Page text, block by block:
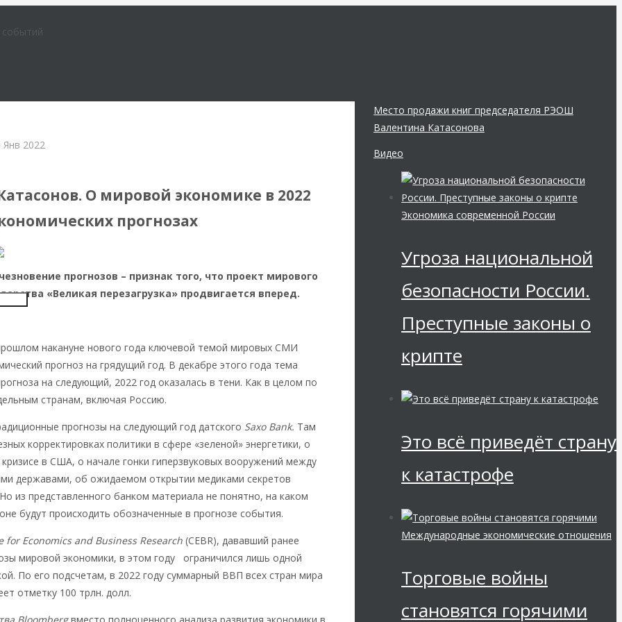
событий
Янв 2022
О мировой экономике в 2022
прогнозах
прогнозов – признак того, что проект мирового
«Великая перезагрузка» продвигается вперед.
накануне нового года ключевой темой мировых СМИ
прогноз на грядущий год. В декабре этого года тема
на следующий, 2022 год оказалась в тени. Как в целом по
странам, включая Россию.
прогнозы на следующий год датского Saxo Bank. Там
корректировках политики в сфере «зеленой» энергетики, о
в США, о начале гонки гиперзвуковых вооружений между
державами, об ожидаемом открытии медиками секретов
из представленного банком материала не понятно, на каком
будут происходить обозначенные в прогнозе события.
for Economics and Business Research (CEBR), дававший ранее
мировой экономики, в этом году ограничился лишь одной
По его подсчетам, в 2022 году суммарный ВВП всех стран мира
отметку 100 трлн. долл.
Место продажи книг председателя РЭОШ
Валентина Катасонова
Видео
Экономика современной России
Угроза национальной
безопасности России.
Преступные законы о
крипте
Это всё приведёт страну
к катастрофе
Международные экономические отношения
Торговые войны
становятся горячими